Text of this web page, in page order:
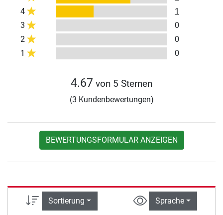
4
1
3
0
2
0
1
0
4.67 von 5 Sternen
(3 Kundenbewertungen)
BEWERTUNGSFORMULAR ANZEIGEN
Sortierung Sprache